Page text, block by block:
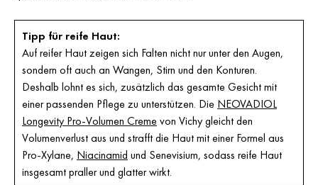
Tipp für reife Haut:
Auf reifer Haut zeigen sich Falten nicht nur unter den Augen,
sondern oft auch an Wangen, Stirn und den Konturen.
Deshalb lohnt es sich, zusätzlich das gesamte Gesicht mit
einer passenden Pflege zu unterstützen. Die NEOVADIOL
Longevity Pro-Volumen Cremevon Vichy gleicht den
Volumenverlust aus und strafft die Haut mit einer Formel aus
Pro-Xylane, Niacinamid und Senevisium, sodass reife Haut
insgesamt praller und glatter wirkt.